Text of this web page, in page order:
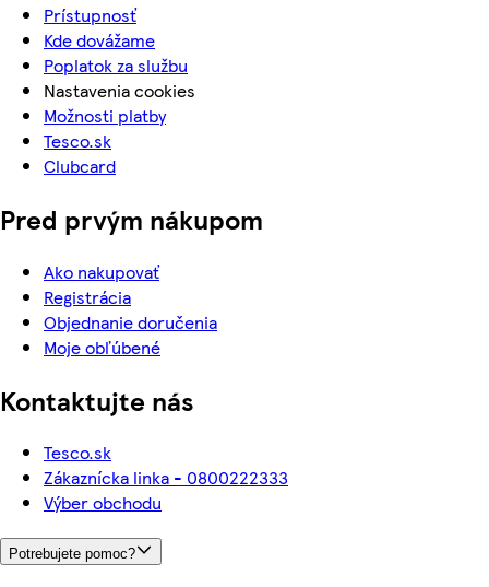
Prístupnosť
Kde dovážame
Poplatok za službu
Nastavenia cookies
Možnosti platby
Tesco.sk
Clubcard
Pred prvým nákupom
Ako nakupovať
Registrácia
Objednanie doručenia
Moje obľúbené
Kontaktujte nás
Tesco.sk
Zákaznícka linka - 0800222333
Výber obchodu
Potrebujete pomoc?